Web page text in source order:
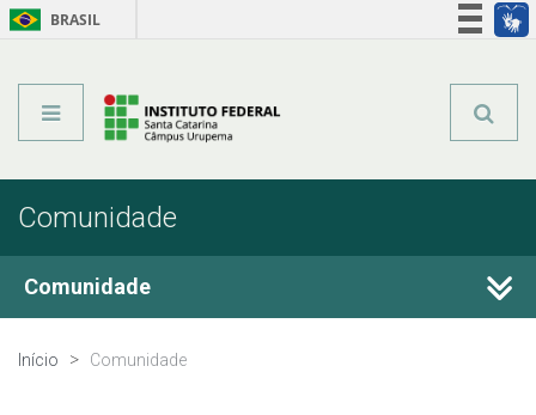
BRASIL
Comunidade
Comunidade
Certificações
Início Comunidade